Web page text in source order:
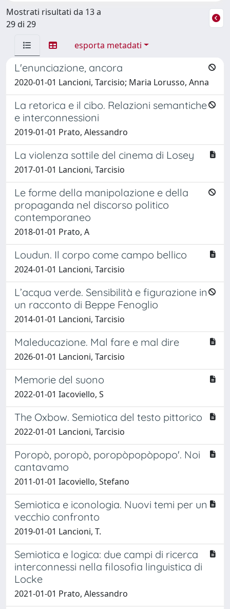
Mostrati risultati da 13 a
29 di 29
esporta metadati
L'enunciazione, ancora
2020-01-01 Lancioni, Tarcisio; Maria Lorusso, Anna
La retorica e il cibo. Relazioni semantiche
e interconnessioni
2019-01-01 Prato, Alessandro
La violenza sottile del cinema di Losey
2017-01-01 Lancioni, Tarcisio
Le forme della manipolazione e della
propaganda nel discorso politico
contemporaneo
2018-01-01 Prato, A
Loudun. Il corpo come campo bellico
2024-01-01 Lancioni, Tarcisio
L’acqua verde. Sensibilità e figurazione in
un racconto di Beppe Fenoglio
2014-01-01 Lancioni, Tarcisio
Maleducazione. Mal fare e mal dire
2026-01-01 Lancioni, Tarcisio
Memorie del suono
2022-01-01 Iacoviello, S
The Oxbow. Semiotica del testo pittorico
2022-01-01 Lancioni, Tarcisio
Poropò, poropò, poropòpopòpopo'. Noi
cantavamo
2011-01-01 Iacoviello, Stefano
Semiotica e iconologia. Nuovi temi per un
vecchio confronto
2019-01-01 Lancioni, T.
Semiotica e logica: due campi di ricerca
interconnessi nella filosofia linguistica di
Locke
2021-01-01 Prato, Alessandro